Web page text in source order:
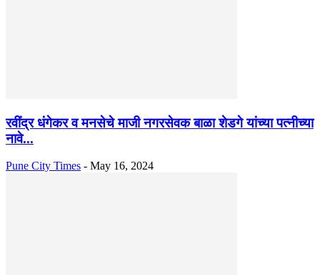
रवींद्र धंगेकर व मनसेचे माजी नगरसेवक बाळा शेडगे यांच्या पत्नीच्या
नावे...
Pune City Times - May 16, 2024